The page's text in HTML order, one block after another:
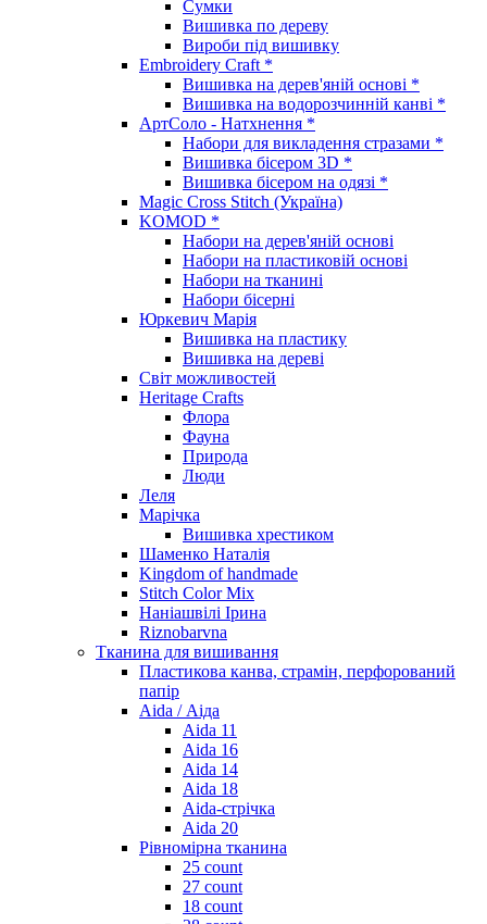
Сумки
Вишивка по дереву
Вироби під вишивку
Embroidery Craft *
Вишивка на дерев'яній основі *
Вишивка на водорозчинній канві *
АртСоло - Натхнення *
Набори для викладення стразами *
Вишивка бісером 3D *
Вишивка бісером на одязі *
Magic Cross Stitch (Україна)
KOMOD *
Набори на дерев'яній основі
Набори на пластиковій основі
Набори на тканині
Набори бісерні
Юркевич Марія
Вишивка на пластику
Вишивка на дереві
Світ можливостей
Heritage Crafts
Флора
Фауна
Природа
Люди
Леля
Марічка
Вишивка хрестиком
Шаменко Наталія
Kingdom of handmade
Stitch Color Mix
Наніашвілі Ірина
Riznobarvna
Тканина для вишивання
Пластикова канва, страмін, перфорований
папір
Aida / Аіда
Aida 11
Aida 16
Aida 14
Aida 18
Aida-стрічка
Aida 20
Рівномірна тканина
25 count
27 count
18 count